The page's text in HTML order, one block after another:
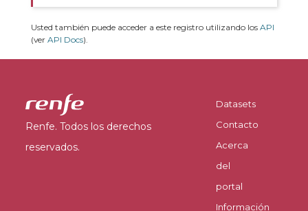
Usted también puede acceder a este registro utilizando los API
(ver API Docs).
Renfe. Todos los derechos
reservados.
Datasets
Contacto
Acerca
del
portal
Información